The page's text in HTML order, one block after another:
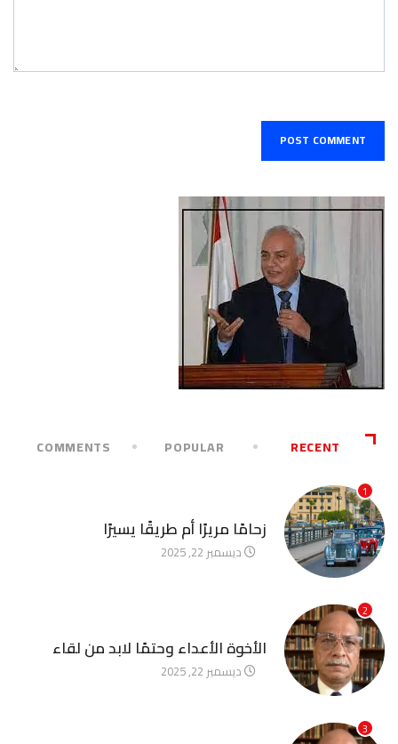
RECENT
POPULAR
COMMENTS
1
زحامًا مريرًا أم طريقًا يسيرًا
ديسمبر 22, 2025
2
الأخوة الأعداء وحتمًا لابد من لقاء
ديسمبر 22, 2025
3